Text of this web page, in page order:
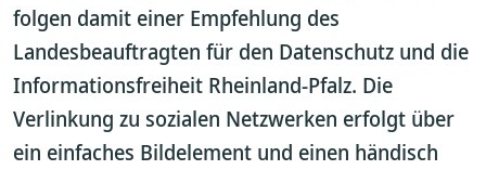
folgen damit einer Empfehlung des
Landesbeauftragten für den Datenschutz und die
Informationsfreiheit Rheinland-Pfalz. Die
Verlinkung zu sozialen Netzwerken erfolgt über
ein einfaches Bildelement und einen händisch